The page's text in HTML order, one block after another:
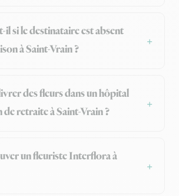
il si le destinataire est absent
à Saint-Vrain ?
des fleurs dans un hôpital
de retraite à Saint-Vrain ?
un fleuriste Interflora à